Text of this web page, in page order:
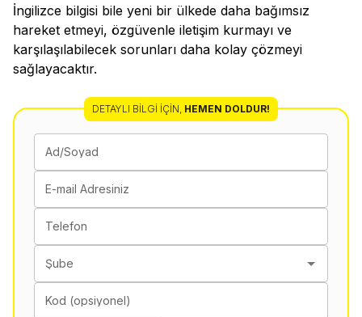
İngilizce bilgisi bile yeni bir ülkede daha bağımsız
hareket etmeyi, özgüvenle iletişim kurmayı ve
karşılaşılabilecek sorunları daha kolay çözmeyi
sağlayacaktır.
DETAYLI BILGI İÇIN HEMEN DOLDUR!
Ad/Soyad
E-mail Adresiniz
Telefon
Şube
Kod (opsiyonel)